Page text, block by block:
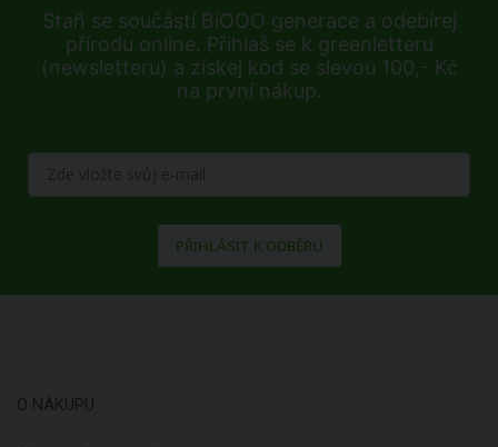
Staň se součástí BiOOO generace a odebírej
přírodu online. Přihlaš se k greenletteru
(newsletteru) a získej kód se slevou 100,- Kč
na první nákup.
PŘIHLÁSIT K ODBĚRU
O NÁKUPU